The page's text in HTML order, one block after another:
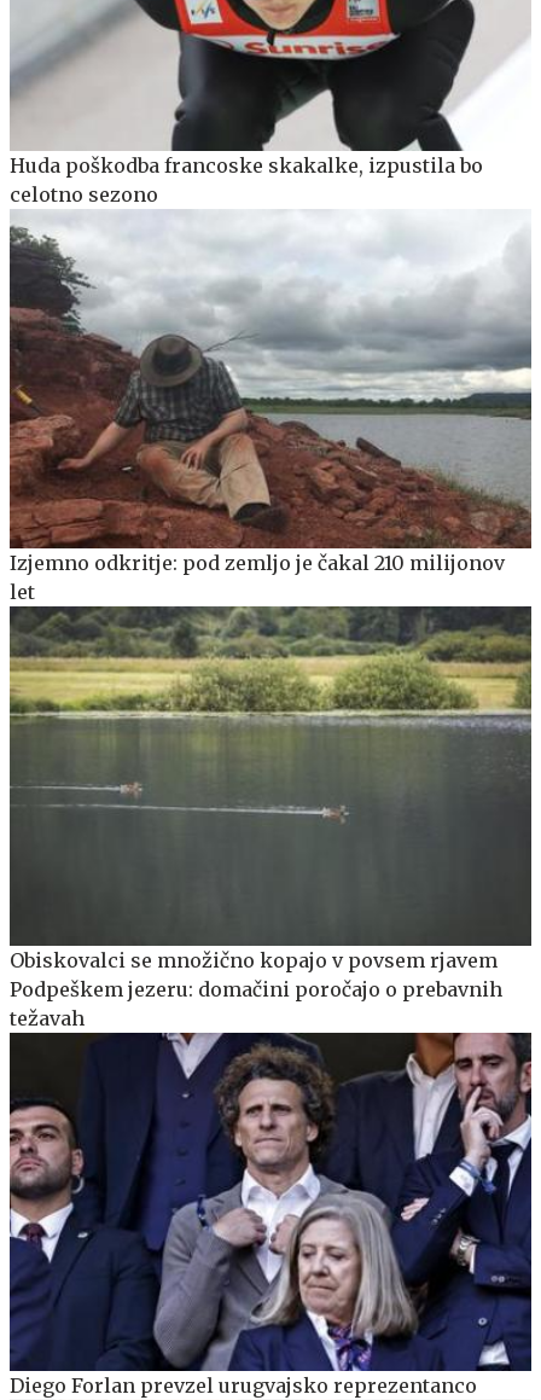
Huda poškodba francoske skakalke, izpustila bo
celotno sezono
Izjemno odkritje: pod zemljo je čakal 210 milijonov
let
Obiskovalci se množično kopajo v povsem rjavem
Podpeškem jezeru: domačini poročajo o prebavnih
težavah
Diego Forlan prevzel urugvajsko reprezentanco